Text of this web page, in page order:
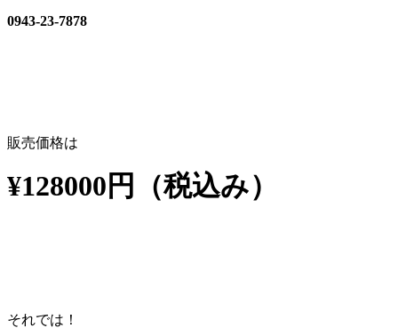
0943-23-7878
販売価格は
¥128000円（税込み）
それでは！